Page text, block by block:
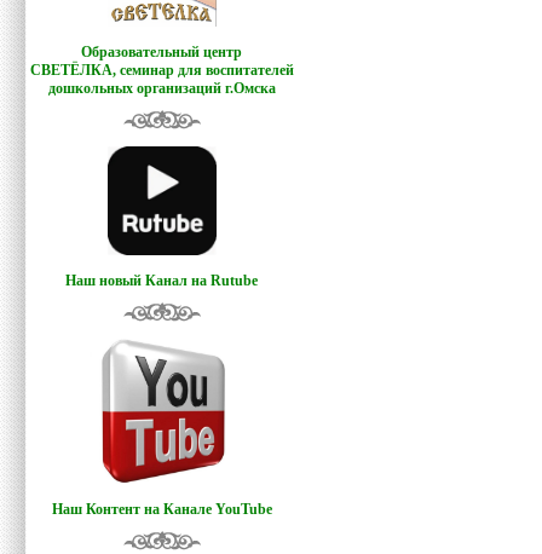
Образовательный центр
СВЕТЁЛКА, семинар для воспитателей
дошкольных организаций г.Омска
Наш новый Канал на Rutube
Наш Контент на Канале YouTube